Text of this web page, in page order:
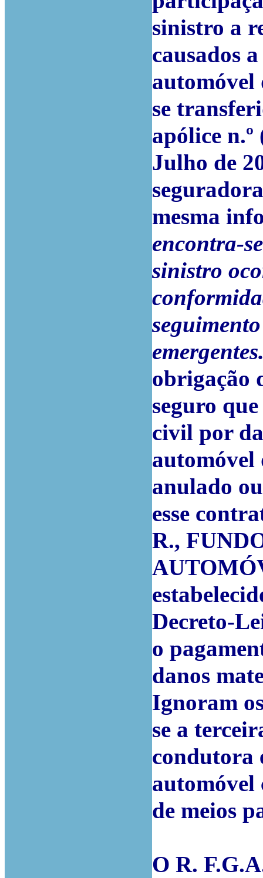
sinistro a
causados
se
apólice
Julho de
mesma
encontra-
sinistro
obrigação
seguro
civil por
anulado
esse
R.,
Decreto-
o
danos
Ignoram
se a
condutora
de meios
O R.